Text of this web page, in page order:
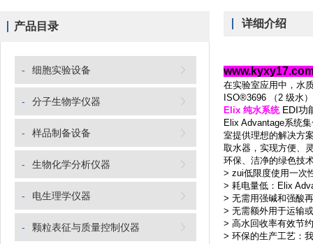
产品目录
- 细胞实验设备
- 分子生物学仪器
- 样品制备设备
- 生物化学分析仪器
- 电生理学仪器
- 颗粒表征与质量控制仪器
详细介绍
在实验室应用中，水
ISO®3696 （2 级水
Elix 纯水系统 EDI功
Elix Advantage系统
室提供理想的解决方
取水器，实现方便、
环保、洁净的绿色技
> zui低限度使用一次
> 耗电量低：Elix
> 无需用强碱和强酸
> 无需额外用于运输
> 高水回收率有效节
> 环保的生产工艺：